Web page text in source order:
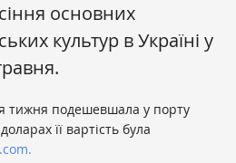
основних
культур в Україні у
тижня подешевшала у порту
її вартість була